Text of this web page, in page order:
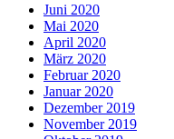
Juni 2020
Mai 2020
April 2020
März 2020
Februar 2020
Januar 2020
Dezember 2019
November 2019